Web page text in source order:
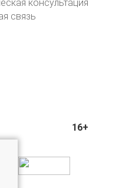
консультация
связь
16+